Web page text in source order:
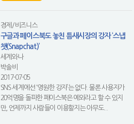
경제/비즈니스
구글과 페이스북도 놓친 틈새시장의 강자 ‘스냅
챗(Snapchat)’
세계와나
박솔비
2017-07-05
SNS 세계에선 ‘영원한 강자’는 없다. 물론 사용자가
20억명을 돌파한 페이스북은 예외라고 할 수 있지
만, 언제까지 사람들이 이용할지는 아무도...